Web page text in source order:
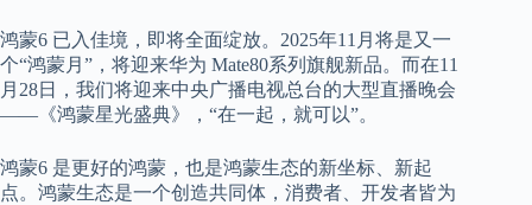
鸿蒙6 已入佳境，即将全面绽放。 2025年11月将是又一
个“鸿蒙月”，将迎来华为 Mate80系列旗舰新品。而在11
月28日，我们将迎来中央广播电视总台的大型直播晚会
—— 《鸿蒙星光盛典》 ， “在一起，就可以”。
鸿蒙6 是更好的鸿蒙，也是鸿蒙生态的新坐标、新起
点。 鸿蒙生态是一个创造共同体，消费者、开发者皆为